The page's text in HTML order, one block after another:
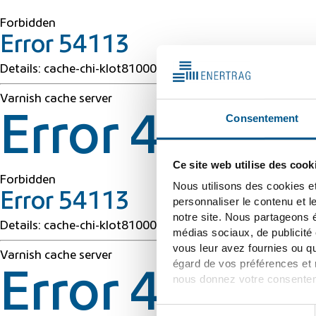
Consentement
Ce site web utilise des
Nous utilisons des cookies
personnaliser le contenu et
notre site. Nous partageons
médias sociaux, de
vous leur avez fournies ou
égard de vos préférences
nous donnez votre
Forbidden
Error 54113
Details: cache-chi-klot8100038-CHI 1786159061
Varnish cache server
Error 403
Forbidden
Error 54113
Details: cache-chi-klot8100038-CHI 1786159061
Varnish cache server
Error 403